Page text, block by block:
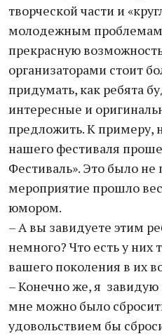
творческой части и
молодежным проблемам
прекрасную
организаторами стоит
придумать, как ребята
интересные и
предложить. К примеру,
нашего фестиваля
Фестиваль». Это было не
мероприятие прошло
юмором.
– А вы завидуете этим
немного? Что есть у них
вашего поколения в их
– Конечно же, я
мне можно было
удовольствием бы